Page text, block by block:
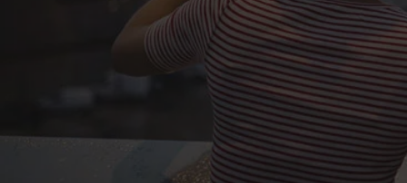
Inscrivez-vous
Nous ne publierons
votre
Trouvez
Faites une recherche